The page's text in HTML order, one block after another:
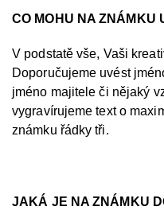
CO MOHU NA ZNÁMKU
V podstatě vše, Vaši
Doporučujeme uvést
jméno majitele či nějaký
vygravírujeme text o
známku řádky tři.
JAKÁ JE NA ZNÁMKU